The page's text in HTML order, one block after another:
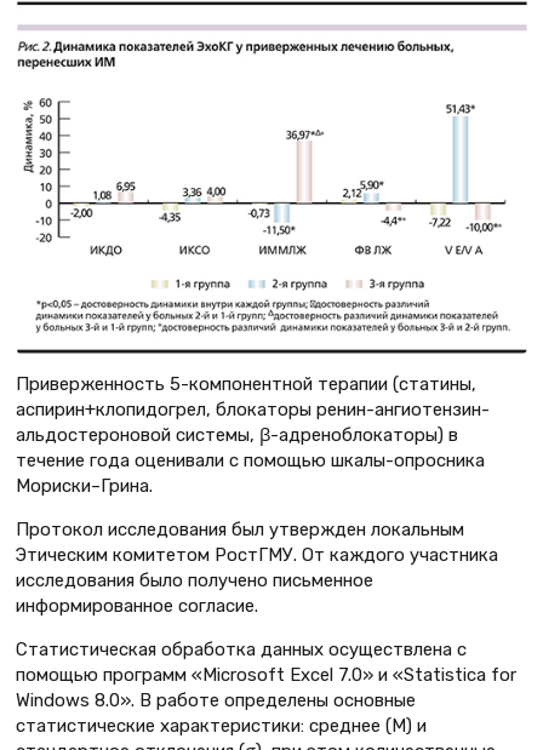
Приверженность 5-компонентной терапии (статины,
аспирин+клопидогрел, блокаторы ренин-ангиотензин-
альдостероновой системы, β-адреноблокаторы) в
течение года оценивали с помощью шкалы-опросника
Мориски–Грина.
Протокол исследования был утвержден локальным
Этическим комитетом РостГМУ. От каждого участника
исследования было получено письменное
информированное согласие.
Статистическая обработка данных осуществлена с
помощью программ «Microsoft Ехсеl 7.0» и «Statistica for
Windows 8.0». В работе определены основные
статистические характеристики: среднее (М) и